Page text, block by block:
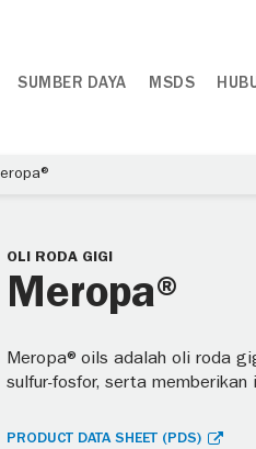
SUMBER DAYA MSDS
OLI RODA GIGI
Meropa®
Meropa®oils adalah oli roda
sulfur-fosfor, serta
PRODUCT DATA SHEET (PDS)